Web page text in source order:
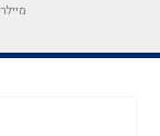
מיילר 18 אינ"ץ כוכב כסוף *חבילה